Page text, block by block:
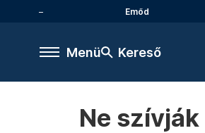
Emőd
Menü Kereső
Ne